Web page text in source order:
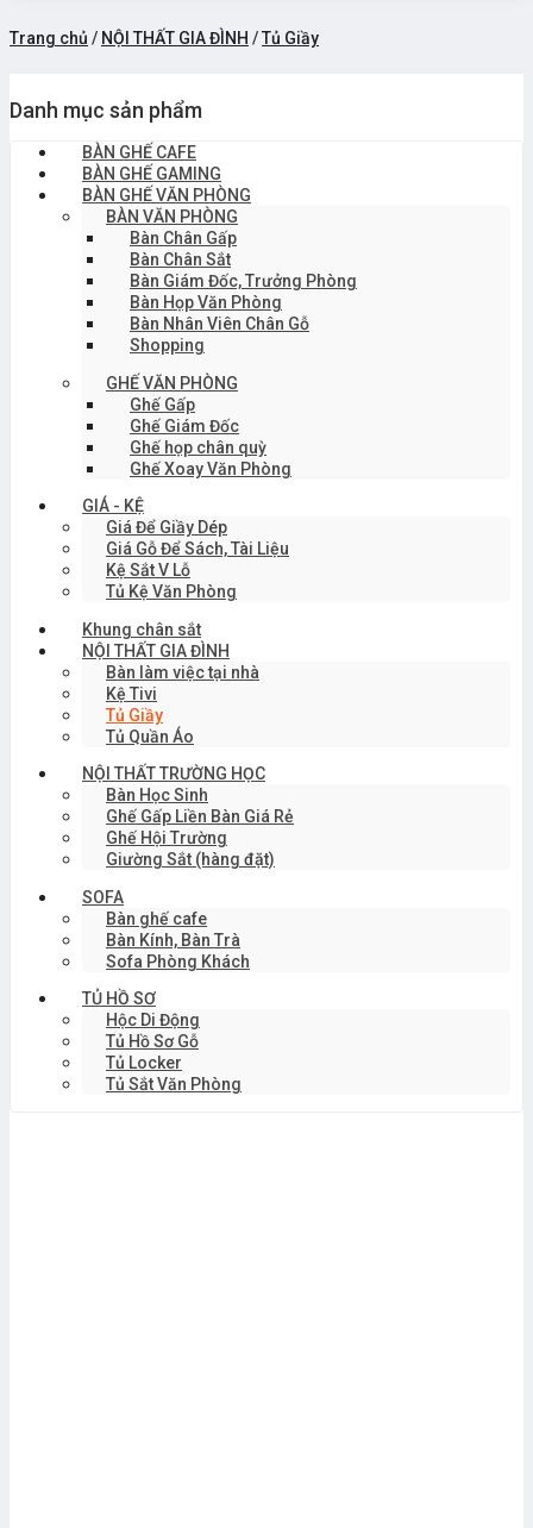
Trang chủ / NỘI THẤT GIA ĐÌNH /Tủ Giầy
Danh mục sản phẩm
BÀN GHẾ CAFE
BÀN GHẾ GAMING
BÀN GHẾ VĂN PHÒNG
BÀN VĂN PHÒNG
Bàn Chân Gấp
Bàn Chân Sắt
Bàn Giám Đốc, Trưởng Phòng
Bàn Họp Văn Phòng
Bàn Nhân Viên Chân Gỗ
Shopping
GHẾ VĂN PHÒNG
Ghế Gấp
Ghế Giám Đốc
Ghế họp chân quỳ
Ghế Xoay Văn Phòng
GIÁ - KỆ
Giá Để Giầy Dép
Giá Gỗ Để Sách, Tài Liệu
Kệ Sắt V Lỗ
Tủ Kệ Văn Phòng
Khung chân sắt
NỘI THẤT GIA ĐÌNH
Bàn làm việc tại nhà
Kệ Tivi
Tủ Giầy
Tủ Quần Áo
NỘI THẤT TRƯỜNG HỌC
Bàn Học Sinh
Ghế Gấp Liền Bàn Giá Rẻ
Ghế Hội Trường
Giường Sắt (hàng đặt)
SOFA
Bàn ghế cafe
Bàn Kính, Bàn Trà
Sofa Phòng Khách
TỦ HỒ SƠ
Hộc Di Động
Tủ Hồ Sơ Gỗ
Tủ Locker
Tủ Sắt Văn Phòng